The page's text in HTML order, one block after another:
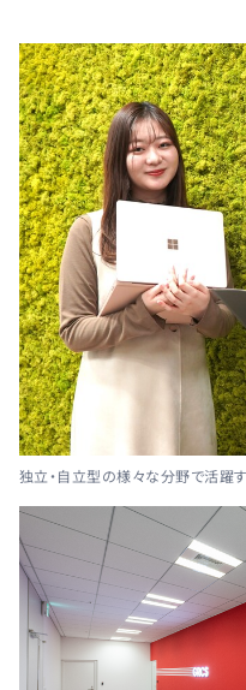
独立・自立型の様々な分野で活躍す